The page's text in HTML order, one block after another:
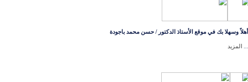
أهلاً وسهلا بك في موقع الأستاذ الدكتور / حسن محمد باجودة
... المزيد